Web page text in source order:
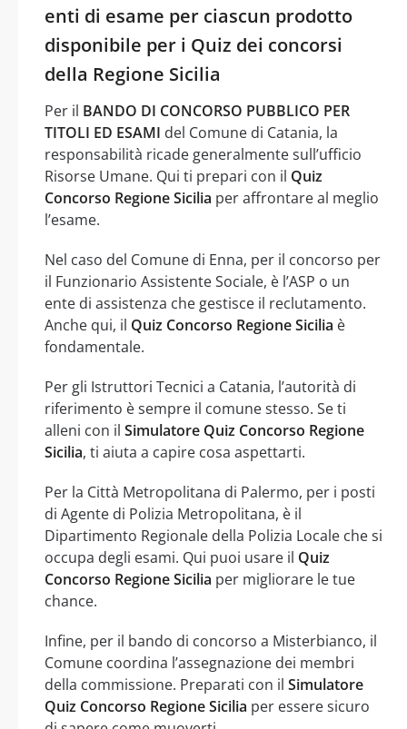
enti di esame per ciascun prodotto
disponibile per i Quiz dei concorsi
della Regione Sicilia
Per il BANDO DI CONCORSO PUBBLICO PER
TITOLI ED ESAMI del Comune di Catania, la
responsabilità ricade generalmente sull’ufficio
Risorse Umane. Qui ti prepari con il Quiz
Concorso Regione Sicilia per affrontare al meglio
l’esame.
Nel caso del Comune di Enna, per il concorso per
il Funzionario Assistente Sociale, è l’ASP o un
ente di assistenza che gestisce il reclutamento.
Anche qui, il Quiz Concorso Regione Sicilia è
fondamentale.
Per gli Istruttori Tecnici a Catania, l’autorità di
riferimento è sempre il comune stesso. Se ti
alleni con il Simulatore Quiz Concorso Regione
Sicilia, ti aiuta a capire cosa aspettarti.
Per la Città Metropolitana di Palermo, per i posti
di Agente di Polizia Metropolitana, è il
Dipartimento Regionale della Polizia Locale che si
occupa degli esami. Qui puoi usare il Quiz
Concorso Regione Sicilia per migliorare le tue
chance.
Infine, per il bando di concorso a Misterbianco, il
Comune coordina l’assegnazione dei membri
della commissione. Preparati con il Simulatore
Quiz Concorso Regione Sicilia per essere sicuro